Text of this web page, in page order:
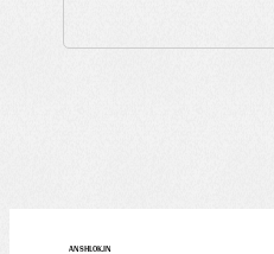
ANSHLOK.IN